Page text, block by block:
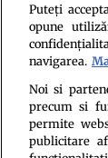
Puteți
opune
navigarea.
Noi si
precum si
permite
publicitare